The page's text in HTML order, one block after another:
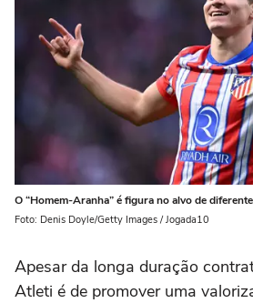
O “Homem-Aranha” é figura no alvo de
Foto: Denis Doyle/Getty Images / Jogada10
Apesar da longa duração
Atleti é de promover uma